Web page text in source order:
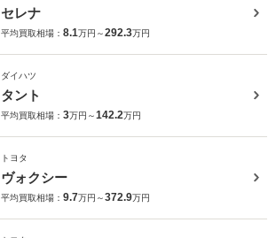
セレナ
平均買取相場： 8.1万円～292.3万円
ダイハツ
タント
平均買取相場： 3万円～142.2万円
トヨタ
ヴォクシー
平均買取相場： 9.7万円～372.9万円